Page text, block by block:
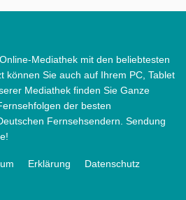
Mediathek mit den beliebtesten
können Sie auch auf Ihrem PC, Tablet
Mediathek finden Sie Ganze
der besten
Fernsehsendern. Sendung
Erklärung
Datenschutz